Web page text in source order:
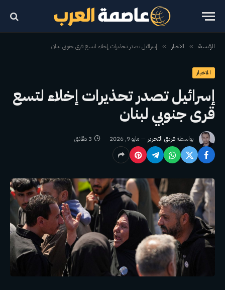
الرئيسية » الاخبار » إسرائيل تصدر تحذيرات إخلاء لتسع قرى جنوبي لبنان
الاخبار
إسرائيل تصدر تحذيرات إخلاء لتسع
قرى جنوبي لبنان
بواسطةفريق التحرير مايو 9, 2026 3 دقائق